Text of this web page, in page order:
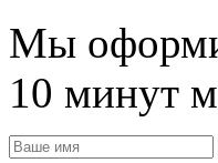
Мы
10 минут